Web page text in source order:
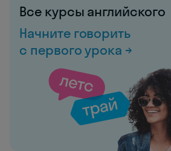
Все курсы английского
Начните говорить
с первого урока →